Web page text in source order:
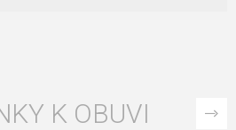
K OBUVI